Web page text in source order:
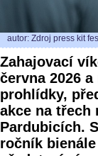
autor: Zdroj press kit
Zahajovací
června 2026
prohlídky,
akce na třech
Pardubicích.
ročník